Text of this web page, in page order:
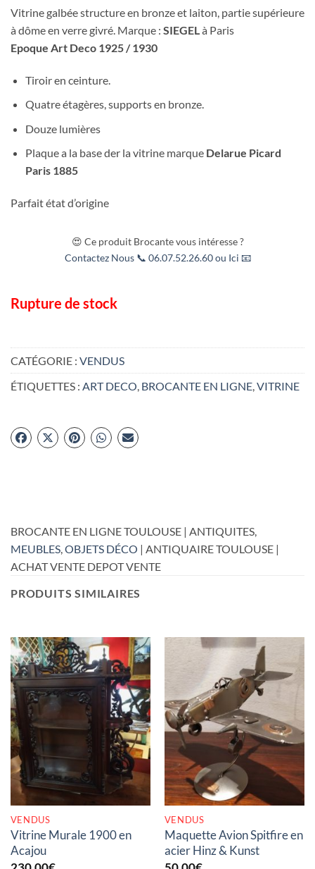
Vitrine galbée structure en bronze et laiton, partie supérieure
à dôme en verre givré. Marque : SIEGELà Paris
Epoque Art Deco 1925 / 1930
Tiroir en ceinture.
Quatre étagères, supports en bronze.
Douze lumières
Plaque a la base der la vitrine marqueDelarue Picard
Paris 1885
Parfait état d’origine
😍 Ce produit Brocante vous intéresse ?
Contactez Nous 📞 06.07.52.26.60 ou Ici 📧
Rupture de stock
CATÉGORIE : VENDUS
ÉTIQUETTES : ART DECO, BROCANTE EN LIGNE,VITRINE
BROCANTE EN LIGNE TOULOUSE | ANTIQUITES,
MEUBLES OBJETS DÉCO | ANTIQUAIRE TOULOUSE |
ACHAT VENTE DEPOT VENTE
PRODUITS SIMILAIRES
RUPTURE DE STOCK
VENDUS
Vitrine Murale 1900 en
Acajou
RUPTURE DE STOCK
VENDUS
Maquette Avion Spitfire en
acier Hinz & Kunst